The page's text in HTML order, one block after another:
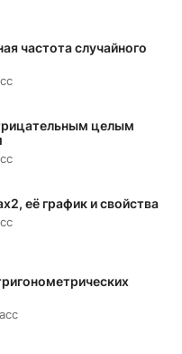
частота случайного
целым
её график и свойства